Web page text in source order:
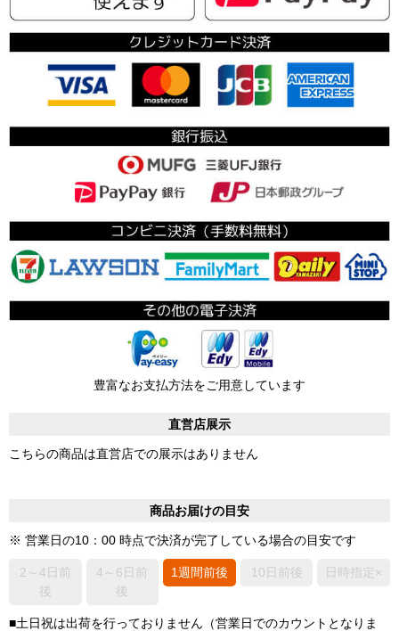
豊富なお支払方法をご用意しています
直営店展示
こちらの商品は直営店での展示はありません
商品お届けの目安
※ 営業日の10：00 時点で決済が完了している場合の目安です
2～4日前
後
4～6日前
後
1週間前後 10日前後 日時指定×
■土日祝は出荷を行っておりません（営業日でのカウントとなりま